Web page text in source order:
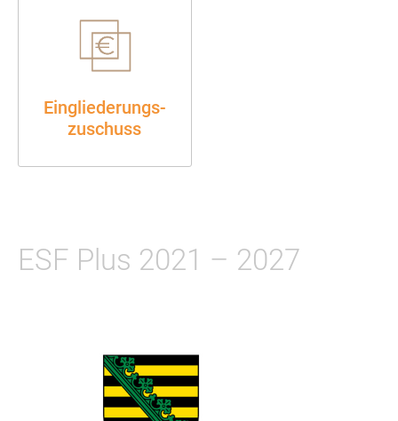
Eingliederungs­
zu­schuss
ESF Plus 2021 – 2027